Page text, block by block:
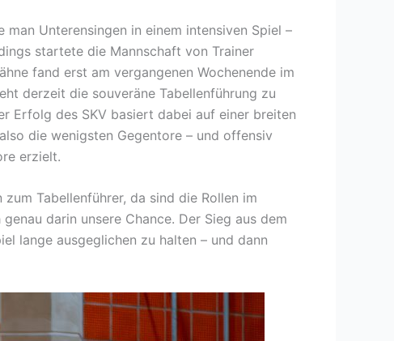
Unterensingen in einem intensiven Spiel –
startete die Mannschaft von Trainer
fand erst am vergangenen Wochenende im
derzeit die souveräne Tabellenführung zu
Erfolg des SKV basiert dabei auf einer breiten
die wenigsten Gegentore – und offensiv
erzielt.
Tabellenführer, da sind die Rollen im
darin unsere Chance. Der Sieg aus dem
lange ausgeglichen zu halten – und dann